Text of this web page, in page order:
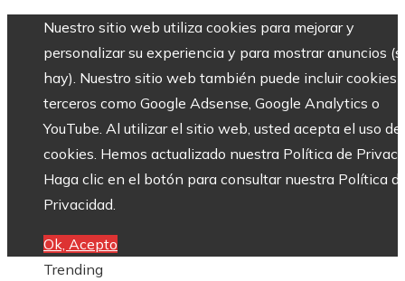
Nuestro sitio web utiliza cookies para mejorar y
personalizar su experiencia y para mostrar anuncios
hay). Nuestro sitio web también puede incluir cookies
terceros como Google Adsense, Google Analytics o
YouTube. Al utilizar el sitio web, usted acepta el uso de
cookies. Hemos actualizado nuestra Política de
Haga clic en el botón para consultar nuestra Política
Privacidad.
Ok, Acepto
Trending